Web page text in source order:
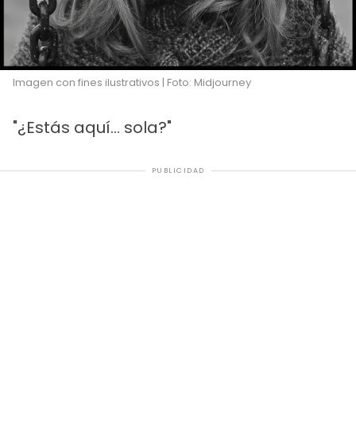
Imagen con fines ilustrativos | Foto: Midjourney
"¿Estás aquí... sola?"
PUBLICIDAD